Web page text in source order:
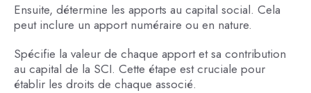
Ensuite, détermine les apports au capital social. Cela
peut inclure un apport numéraire ou en nature.
Spécifie la valeur de chaque apport et sa contribution
au capital de la SCI. Cette étape est cruciale pour
établir les droits de chaque associé.